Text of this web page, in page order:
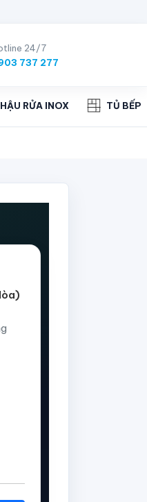
24/7
737 277
RỬA INOX TỦ BẾP